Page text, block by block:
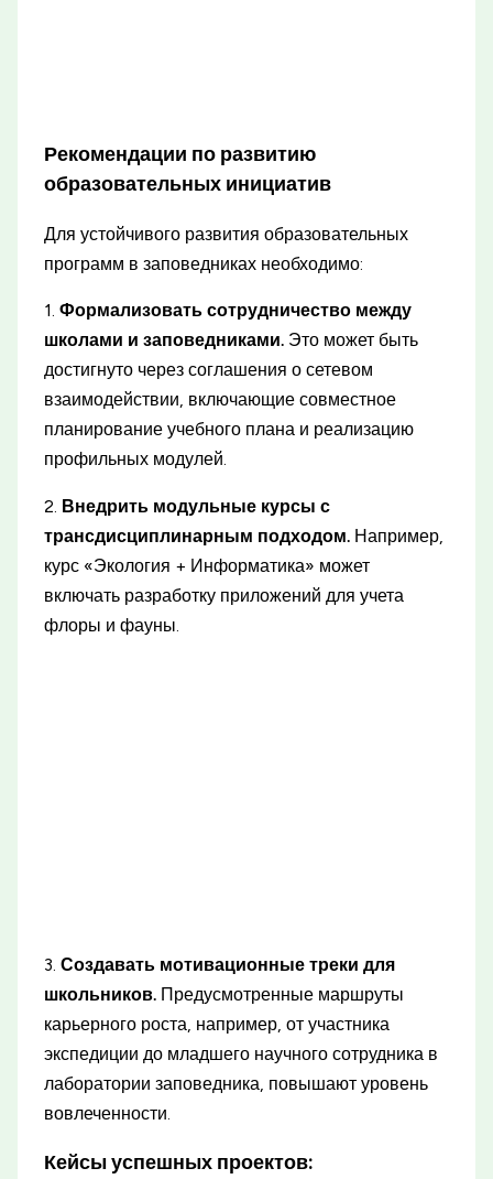
Рекомендации по развитию
образовательных инициатив
Для устойчивого развития образовательных
программ в заповедниках необходимо:
1.Формализовать сотрудничество между
школами и заповедниками. Это может быть
достигнуто через соглашения о сетевом
взаимодействии, включающие совместное
планирование учебного плана и реализацию
профильных модулей.
2. Внедрить модульные курсы с
трансдисциплинарным подходом. Например,
курс «Экология + Информатика» может
включать разработку приложений для учета
флоры и фауны.
3.Создавать мотивационные треки для
школьников. Предусмотренные маршруты
карьерного роста, например, от участника
экспедиции до младшего научного сотрудника в
лаборатории заповедника, повышают уровень
вовлеченности.
Кейсы успешных проектов: